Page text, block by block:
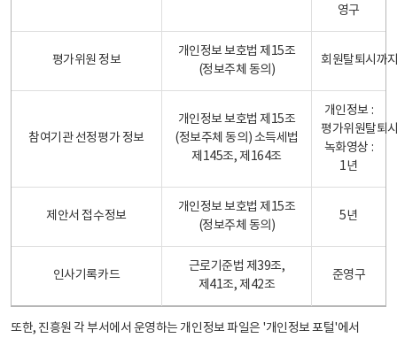
영구
평가위원 정보
개인정보 보호법 제15조
(정보주체 동의)
회원탈퇴시까
참여기관 선정평가 정보
개인정보 보호법 제15조
(정보주체 동의) 소득세법
제145조, 제164조
개인정보 :
평가위원탈퇴
녹화영상 :
1년
제안서 접수정보
개인정보 보호법 제15조
(정보주체 동의)
5년
인사기록카드
근로기준법 제39조,
제41조, 제42조
준영구
또한, 진흥원 각 부서에서 운영하는 개인정보 파일은 '개인정보 포털'에서